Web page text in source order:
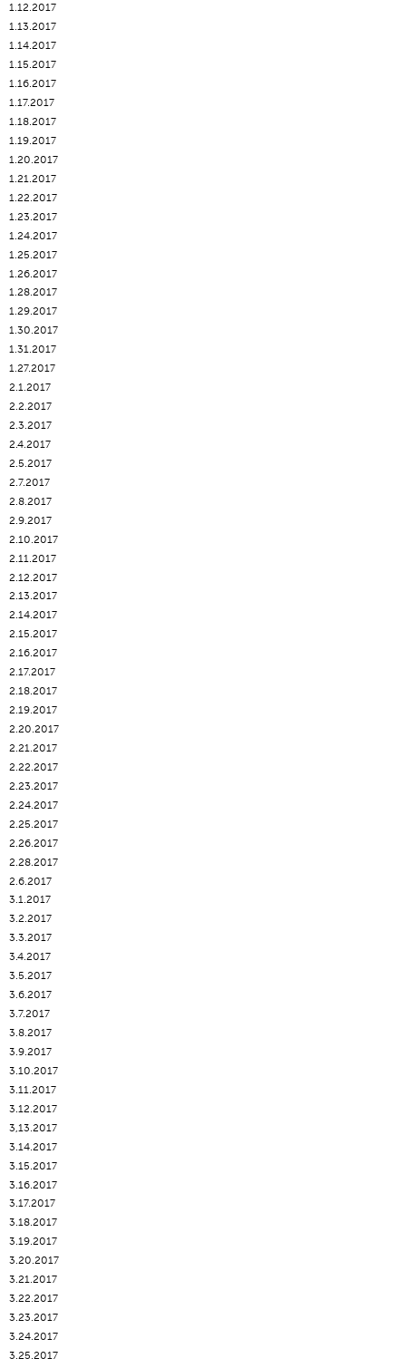
1.12.2017
1.13.2017
1.14.2017
1.15.2017
1.16.2017
1.17.2017
1.18.2017
1.19.2017
1.20.2017
1.21.2017
1.22.2017
1.23.2017
1.24.2017
1.25.2017
1.26.2017
1.28.2017
1.29.2017
1.30.2017
1.31.2017
1.27.2017
2.1.2017
2.2.2017
2.3.2017
2.4.2017
2.5.2017
2.7.2017
2.8.2017
2.9.2017
2.10.2017
2.11.2017
2.12.2017
2.13.2017
2.14.2017
2.15.2017
2.16.2017
2.17.2017
2.18.2017
2.19.2017
2.20.2017
2.21.2017
2.22.2017
2.23.2017
2.24.2017
2.25.2017
2.26.2017
2.28.2017
2.6.2017
3.1.2017
3.2.2017
3.3.2017
3.4.2017
3.5.2017
3.6.2017
3.7.2017
3.8.2017
3.9.2017
3.10.2017
3.11.2017
3.12.2017
3,13.2017
3.14.2017
3.15.2017
3.16.2017
3.17.2017
3.18.2017
3.19.2017
3.20.2017
3.21.2017
3.22.2017
3.23.2017
3.24.2017
3.25.2017